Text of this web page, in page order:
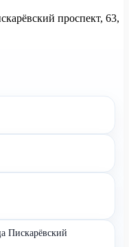
проспект, 63,
Пискарёвский